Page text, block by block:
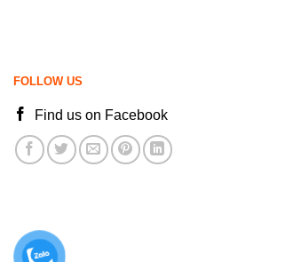
FOLLOW US
Find us on Facebook